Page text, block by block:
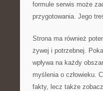
formule serwis może
przygotowania. Jego
Strona ma również
żywej i potrzebnej.
wpływa na każdy
myślenia o człowieku.
fakty, lecz także